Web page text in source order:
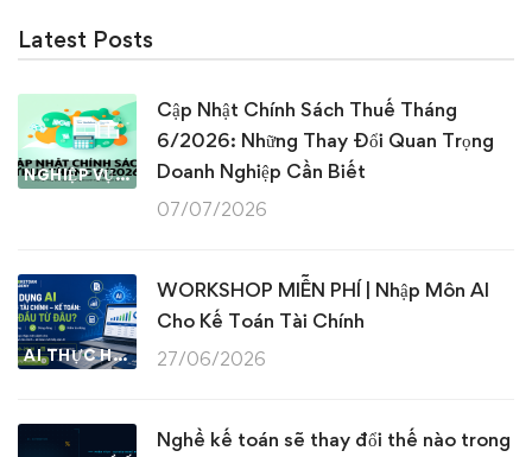
Latest Posts
NGHIỆP VỤ KẾ TOÁN & THUẾ
Cập Nhật Chính Sách Thuế Tháng
6/2026: Những Thay Đổi Quan Trọng
Doanh Nghiệp Cần Biết
07/07/2026
AI THỰC HÀNH
WORKSHOP MIỄN PHÍ | Nhập Môn AI
Cho Kế Toán Tài Chính
27/06/2026
Nghề kế toán sẽ thay đổi thế nào trong